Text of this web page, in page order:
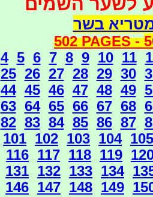
בשר
502 PAGES -
4 5 6 7 8 9 10 11
25 26 27 28 29 30
44 45 46 47 48 49
63 64 65 66 67 68
82 83 84 85 86 87
101 102 103 104 105
116 117 118 119
131 132 133 134
146 147 148 149